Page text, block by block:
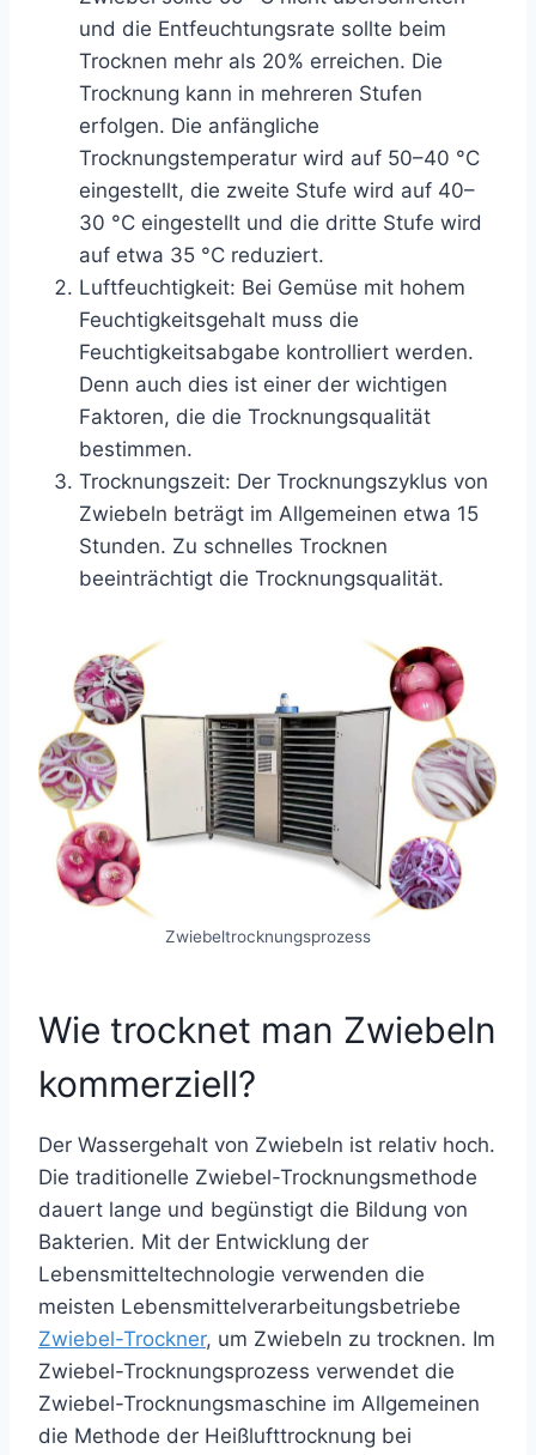
und die Entfeuchtungsrate sollte beim
Trocknen mehr als 20% erreichen. Die
Trocknung kann in mehreren Stufen
erfolgen. Die anfängliche
Trocknungstemperatur wird auf 50–40 °C
eingestellt, die zweite Stufe wird auf 40–
30 °C eingestellt und die dritte Stufe wird
auf etwa 35 °C reduziert.
Luftfeuchtigkeit: Bei Gemüse mit hohem
Feuchtigkeitsgehalt muss die
Feuchtigkeitsabgabe kontrolliert werden.
Denn auch dies ist einer der wichtigen
Faktoren, die die Trocknungsqualität
bestimmen.
Trocknungszeit: Der Trocknungszyklus von
Zwiebeln beträgt im Allgemeinen etwa 15
Stunden. Zu schnelles Trocknen
beeinträchtigt die Trocknungsqualität.
Zwiebeltrocknungsprozess
Wie trocknet man Zwiebeln
kommerziell?
Der Wassergehalt von Zwiebeln ist relativ hoch.
Die traditionelle Zwiebel-Trocknungsmethode
dauert lange und begünstigt die Bildung von
Bakterien. Mit der Entwicklung der
Lebensmitteltechnologie verwenden die
meisten Lebensmittelverarbeitungsbetriebe
Zwiebel-Trockner, um Zwiebeln zu trocknen. Im
Zwiebel-Trocknungsprozess verwendet die
Zwiebel-Trocknungsmaschine im Allgemeinen
die Methode der Heißlufttrocknung bei